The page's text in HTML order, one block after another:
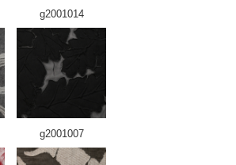
g2001014
g2001007